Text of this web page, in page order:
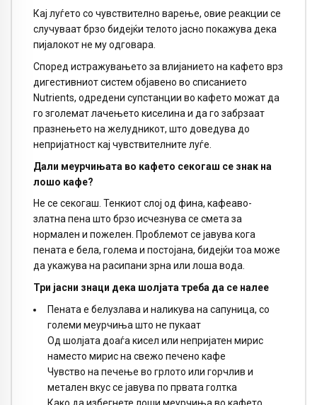
Кај луѓето со чувствително варење, овие реакции се
случуваат брзо бидејќи телото јасно покажува дека
пијалокот не му одговара.
Според истражувањето за влијанието на кафето врз
дигестивниот систем објавено во списанието
Nutrients, одредени супстанции во кафето можат да
го зголемат лачењето киселина и да го забрзаат
празнењето на желудникот, што доведува до
непријатност кај чувствителните луѓе.
Дали меурчињата во кафето секогаш се знак на
лошо кафе?
Не се секогаш. Тенкиот слој од фина, кафеаво-
златна пена што брзо исчезнува се смета за
нормален и пожелен. Проблемот се јавува кога
пената е бела, голема и постојана, бидејќи тоа може
да укажува на расипани зрна или лоша вода.
Три јасни знаци дека шолјата треба да се налее
Пената е белузлава и наликува на сапуница, со
големи меурчиња што не пукаат
Од шолјата доаѓа кисел или непријатен мирис
наместо мирис на свежо печено кафе
Чувство на печење во грлото или горчлив и
метален вкус се јавува по првата голтка